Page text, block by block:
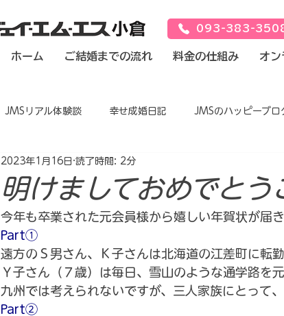
093-383-
ホーム ご結婚までの流れ 料金の仕組み オン
JMSリアル体験談 幸せ成婚日記 JMSのハッピーブロ
明けましておめでとう
2023年1月16日 読了時間: 2分
今年も卒業された元会員様から嬉しい年賀状が届き
Part①
遠方のＳ男さん、Ｋ子さんは北海道の江差町に転勤
Ｙ子さん（７歳）は毎日、雪山のような通学路を
九州では考えられないですが、三人家族にとって
Part②